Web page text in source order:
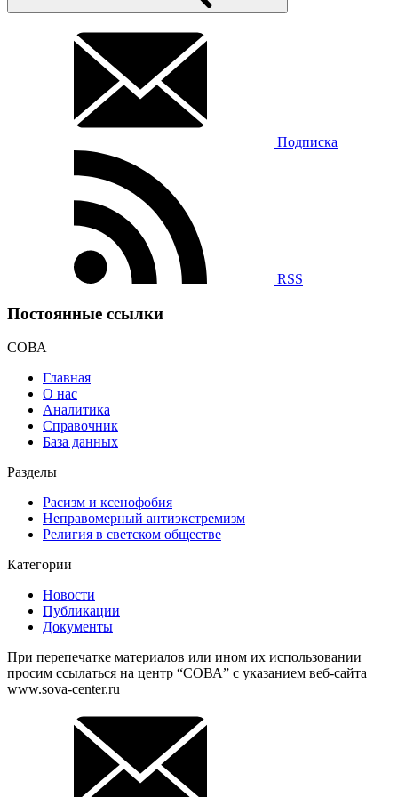
Подписка
RSS
Постоянные ссылки
СОВА
Главная
О нас
Аналитика
Справочник
База данных
Разделы
Расизм и ксенофобия
Неправомерный антиэкстремизм
Религия в светском обществе
Категории
Новости
Публикации
Документы
При перепечатке материалов или ином их использовании
просим ссылаться на центр “СОВА” с указанием веб-сайта
www.sova-center.ru